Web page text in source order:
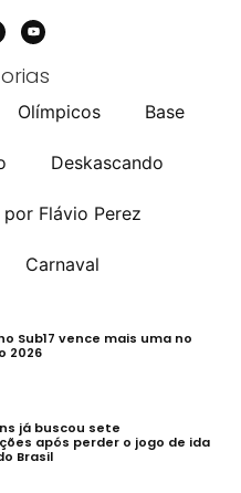
Olímpicos Base
Deskascando
Flávio Perez
Carnaval
Sub17 vence mais uma no
2026
já buscou sete
após perder o jogo de ida
Brasil